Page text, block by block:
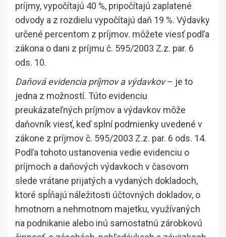
príjmy, vypočítajú 40 %, pripočítajú zaplatené
odvody a z rozdielu vypočítajú daň 19 %. Výdavky
určené percentom z príjmov. môžete viesť podľa
zákona o dani z príjmu č. 595/2003 Z.z. par. 6
ods. 10.
Daňová evidencia príjmov a výdavkov– je to
jedna z možností. Túto evidenciu
preukázateľných príjmov a výdavkov môže
daňovník viesť, keď splní podmienky uvedené v
zákone z príjmov č. 595/2003 Z.z. par. 6 ods. 14.
Podľa tohoto ustanovenia vedie evidenciu o
príjmoch a daňových výdavkoch v časovom
slede vrátane prijatých a vydaných dokladoch,
ktoré spĺňajú náležitosti účtovných dokladov, o
hmotnom a nehmotnom majetku, využívaných
na podnikanie alebo inú samostatnú zárobkovú